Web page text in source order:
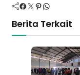
Facebook Twitter Pinterest WhatsApp
Berita Terkait